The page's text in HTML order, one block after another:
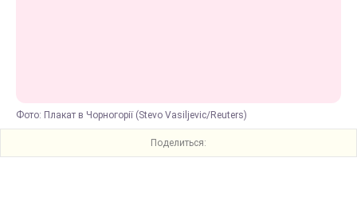
Фото: Плакат в Чорногорії (Stevo Vasiljevic/Reuters)
Поделиться: